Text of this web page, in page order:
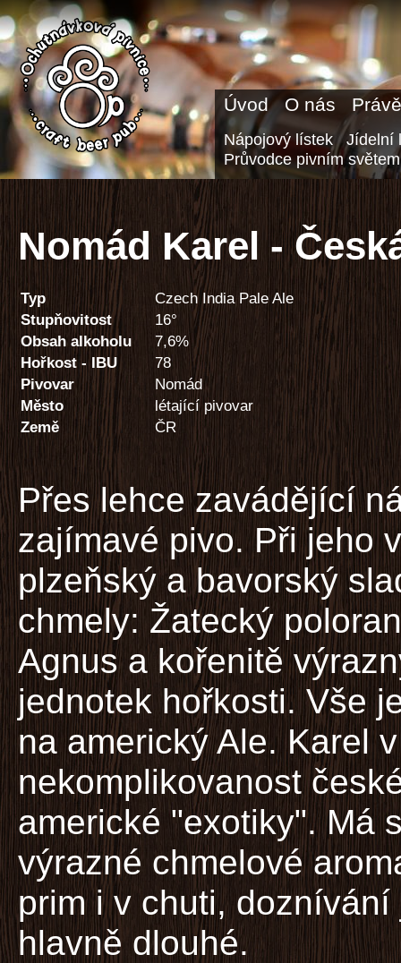
Úvod O nás
Nápojový lístek
Jídelní
Průvodce pivním světem
Nomád Karel -
Typ
Czech India Pale Ale
Stupňovitost
16°
Obsah alkoholu
7,6%
Hořkost - IBU
78
Pivovar
Nomád
Město
létající pivovar
Země
ČR
Přes lehce zavádějící
zajímavé pivo. Při jeho
plzeňský a bavorský
chmely: Žatecký
Agnus a kořenitě
jednotek hořkosti. Vše
na americký Ale. Karel
nekomplikovanost
americké "exotiky". Má
výrazné chmelové
prim i v chuti,
hlavně dlouhé.